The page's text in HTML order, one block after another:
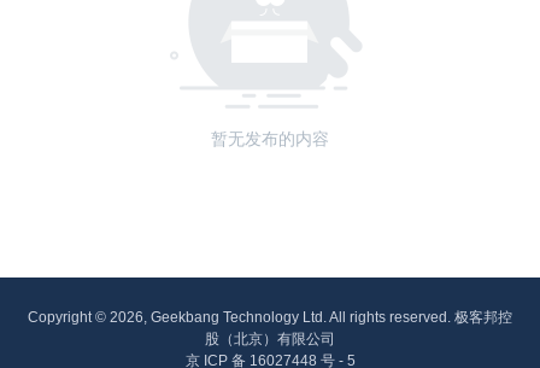
暂无发布的内容
Copyright © 2026, Geekbang Technology Ltd. All rights reserved. 极客邦控
股（北京）有限公司
京 ICP 备 16027448 号 - 5